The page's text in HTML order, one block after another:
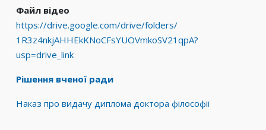
Файл відео
https://drive.google.com/drive/folders/
1R3z4nkjAHHEkKNoCFsYUOVmkoSV21 qpA?
usp=drive_link
Рішення вченої ради
Наказ про видачу диплома доктора філософії